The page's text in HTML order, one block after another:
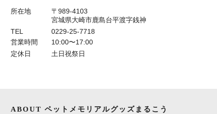
所在地
〒989-4103
宮城県大崎市鹿島台平渡字銭神
TEL
0229-25-7718
営業時間
10:00〜17:00
定休日
土日祝祭日
ABOUT ペットメモリアルグッズまるこう